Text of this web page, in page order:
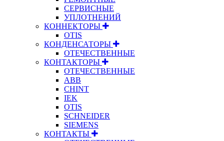
СЕРВИСНЫЕ
УПЛОТНЕНИЙ
КОННЕКТОРЫ
OTIS
КОНДЕНСАТОРЫ
ОТЕЧЕСТВЕННЫЕ
КОНТАКТОРЫ
ОТЕЧЕСТВЕННЫЕ
ABB
CHINT
IEK
OTIS
SCHNEIDER
SIEMENS
КОНТАКТЫ